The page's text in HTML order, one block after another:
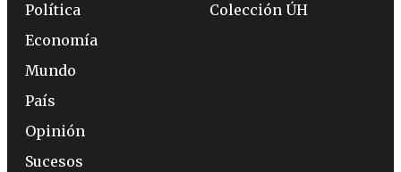
Política
Economía
Mundo
País
Opinión
Sucesos
Colección ÚH